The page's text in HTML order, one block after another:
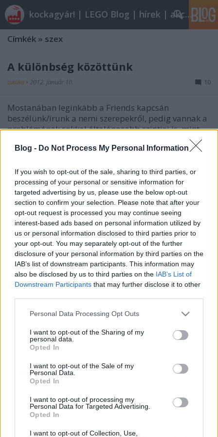
Blog - Do Not Process My Personal Information
If you wish to opt-out of the sale, sharing to third parties, or
processing of your personal or sensitive information for
targeted advertising by us, please use the below opt-out
section to confirm your selection. Please note that after your
opt-out request is processed you may continue seeing
interest-based ads based on personal information utilized by
us or personal information disclosed to third parties prior to
your opt-out. You may separately opt-out of the further
disclosure of your personal information by third parties on the
IAB’s list of downstream participants. This information may
also be disclosed by us to third parties on the IAB’s List of
Downstream Participants that may further disclose it to other
Please note that this website/app uses one or more Google
not limited to your visit or usage behaviour. You may click to
grant or deny consent to Google and its third-party tags to
use your data for below specified purposes in below Google
consent section.
Personal Data Processing Opt Outs
I want to opt-out of the Sharing of my
personal data.
Opted In
I want to opt-out of the Sale of my
Personal Data.
Opted In
I want to opt-out of processing my
Personal Data for Targeted Advertising.
Opted In
I want to opt-out of Collection, Use,
kockagyár! | LEGO Blog | hírek | akciók |
Címkék » szex
A különbség közöttünk
tutuka • 2012. január 10. 10
Mostanában leginkább a Friends kapcsán
beszélünk/írunk a nemi szerepekről, pedig vannak a
problémának sokkal általánosabb szintjei is, mint
az, hogy milyen színű kockákkal játszik a két nem 12
éves kor alatt. Gabriel (Lego.Skrytsson) megmutatja
Minden, amit a legóemberkéről
tudni akartál
2011. november 19.
úgy döntötte,m, hogy nem veszem meg a The Cult of
LEGO című kiadványt. Ami a bemutatókból kiderül
terjedelemben foglalkozik az úgynevezett – általam